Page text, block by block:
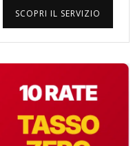
SCOPRI IL SERVIZIO